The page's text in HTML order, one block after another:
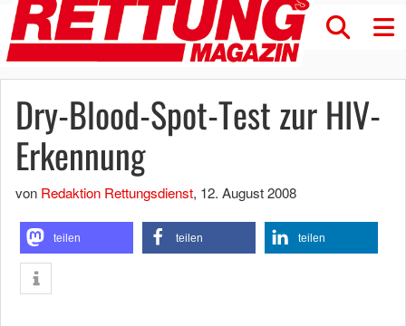
Dry-Blood-Spot-Test zur HIV-
Erkennung
von Redaktion Rettungsdienst, 12. August 2008
teilen teilen teilen